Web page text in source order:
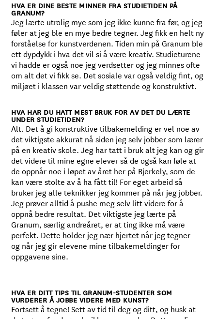
HVA ER DINE BESTE MINNER FRA STUDIETIDEN PÅ
GRANUM?
Jeg lærte utrolig mye som jeg ikke kunne fra før, og jeg
føler at jeg ble en mye bedre tegner. Jeg fikk en helt ny
forståelse for kunstverdenen. Tiden min på Granum ble
ett dypdykk i hva det vil si å være kreativ. Studieturene
vi hadde er også noe jeg verdsetter og jeg minnes ofte
om alt det vi fikk se. Det sosiale var også veldig fint, og
miljøet i klassen var veldig støttende og konstruktivt.
HVA HAR DU HATT MEST BRUK FOR AV DET DU LÆRTE
UNDER STUDIETIDEN?
Alt. Det å gi konstruktive tilbakemelding er vel noe av
det viktigste akkurat nå siden jeg selv jobber som lærer
på en kreativ skole. Jeg har tatt i bruk alt jeg kan og gir
det videre til mine egne elever så de også kan føle at
de oppnår noe i løpet av året her på Bjerkely, som de
kan være stolte av å ha fått til! For eget arbeid så
bruker jeg alle teknikker jeg kommer på når jeg jobber.
Jeg prøver alltid å pushe meg selv litt videre for å
oppnå bedre resultat. Det viktigste jeg lærte på
Granum, særlig andreåret, er at ting ikke må være
perfekt. Dette holder jeg nær hjertet når jeg tegner -
og når jeg gir elevene mine tilbakemeldinger for
oppgavene sine.
HVA ER DITT TIPS TIL GRANUM-STUDENTER SOM
VURDERER Å JOBBE VIDERE MED KUNST?
Fortsett å tegne! Sett av tid til deg og ditt, og husk at